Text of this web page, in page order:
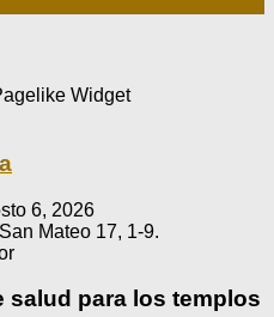
6, 2026
Mateo 17, 1-9.
salud para los templos